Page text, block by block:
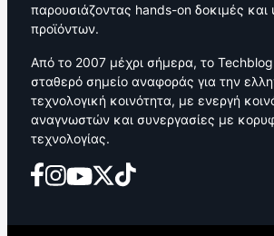
παρουσιάζοντας hands-on δοκιμές και
προϊόντων.
Από το 2007 μέχρι σήμερα, το Techblog
σταθερό σημείο αναφοράς για την
τεχνολογική κοινότητα, με ενεργή
αναγνωστών και συνεργασίες με
τεχνολογίας.